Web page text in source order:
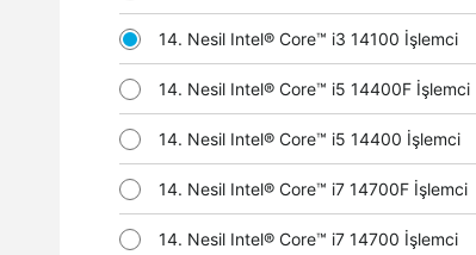
14. Nesil Intel® Core™ i3 14100 İşlemci
14. Nesil Intel® Core™ i5 14400F İşlemci
14. Nesil Intel® Core™ i5 14400 İşlemci
14. Nesil Intel® Core™ i7 14700F İşlemci
14. Nesil Intel® Core™ i7 14700 İşlemci